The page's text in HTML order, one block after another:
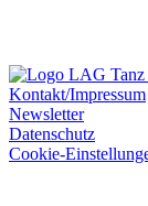
Kontakt/Impressum
Newsletter
Datenschutz
Cookie-